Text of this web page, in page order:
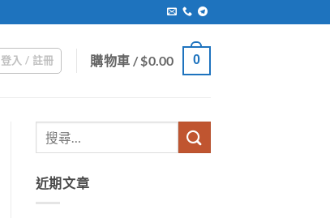
登入 / 註冊 購物車 /$0.00 0
近期文章